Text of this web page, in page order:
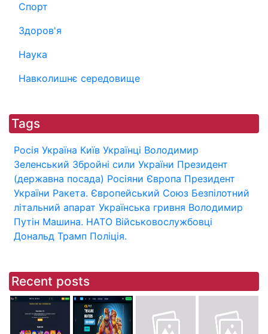
Спорт
Здоров'я
Наука
Навколишнє середовище
Tags
Росія Україна Київ Українці Володимир
Зеленський Збройні сили України Президент
(державна посада) Росіяни Європа Президент
України Ракета. Європейський Союз Безпілотний
літальний апарат Українська гривня Володимир
Путін Машина. НАТО Військовослужбовці
Дональд Трамп Поліція.
Recent posts